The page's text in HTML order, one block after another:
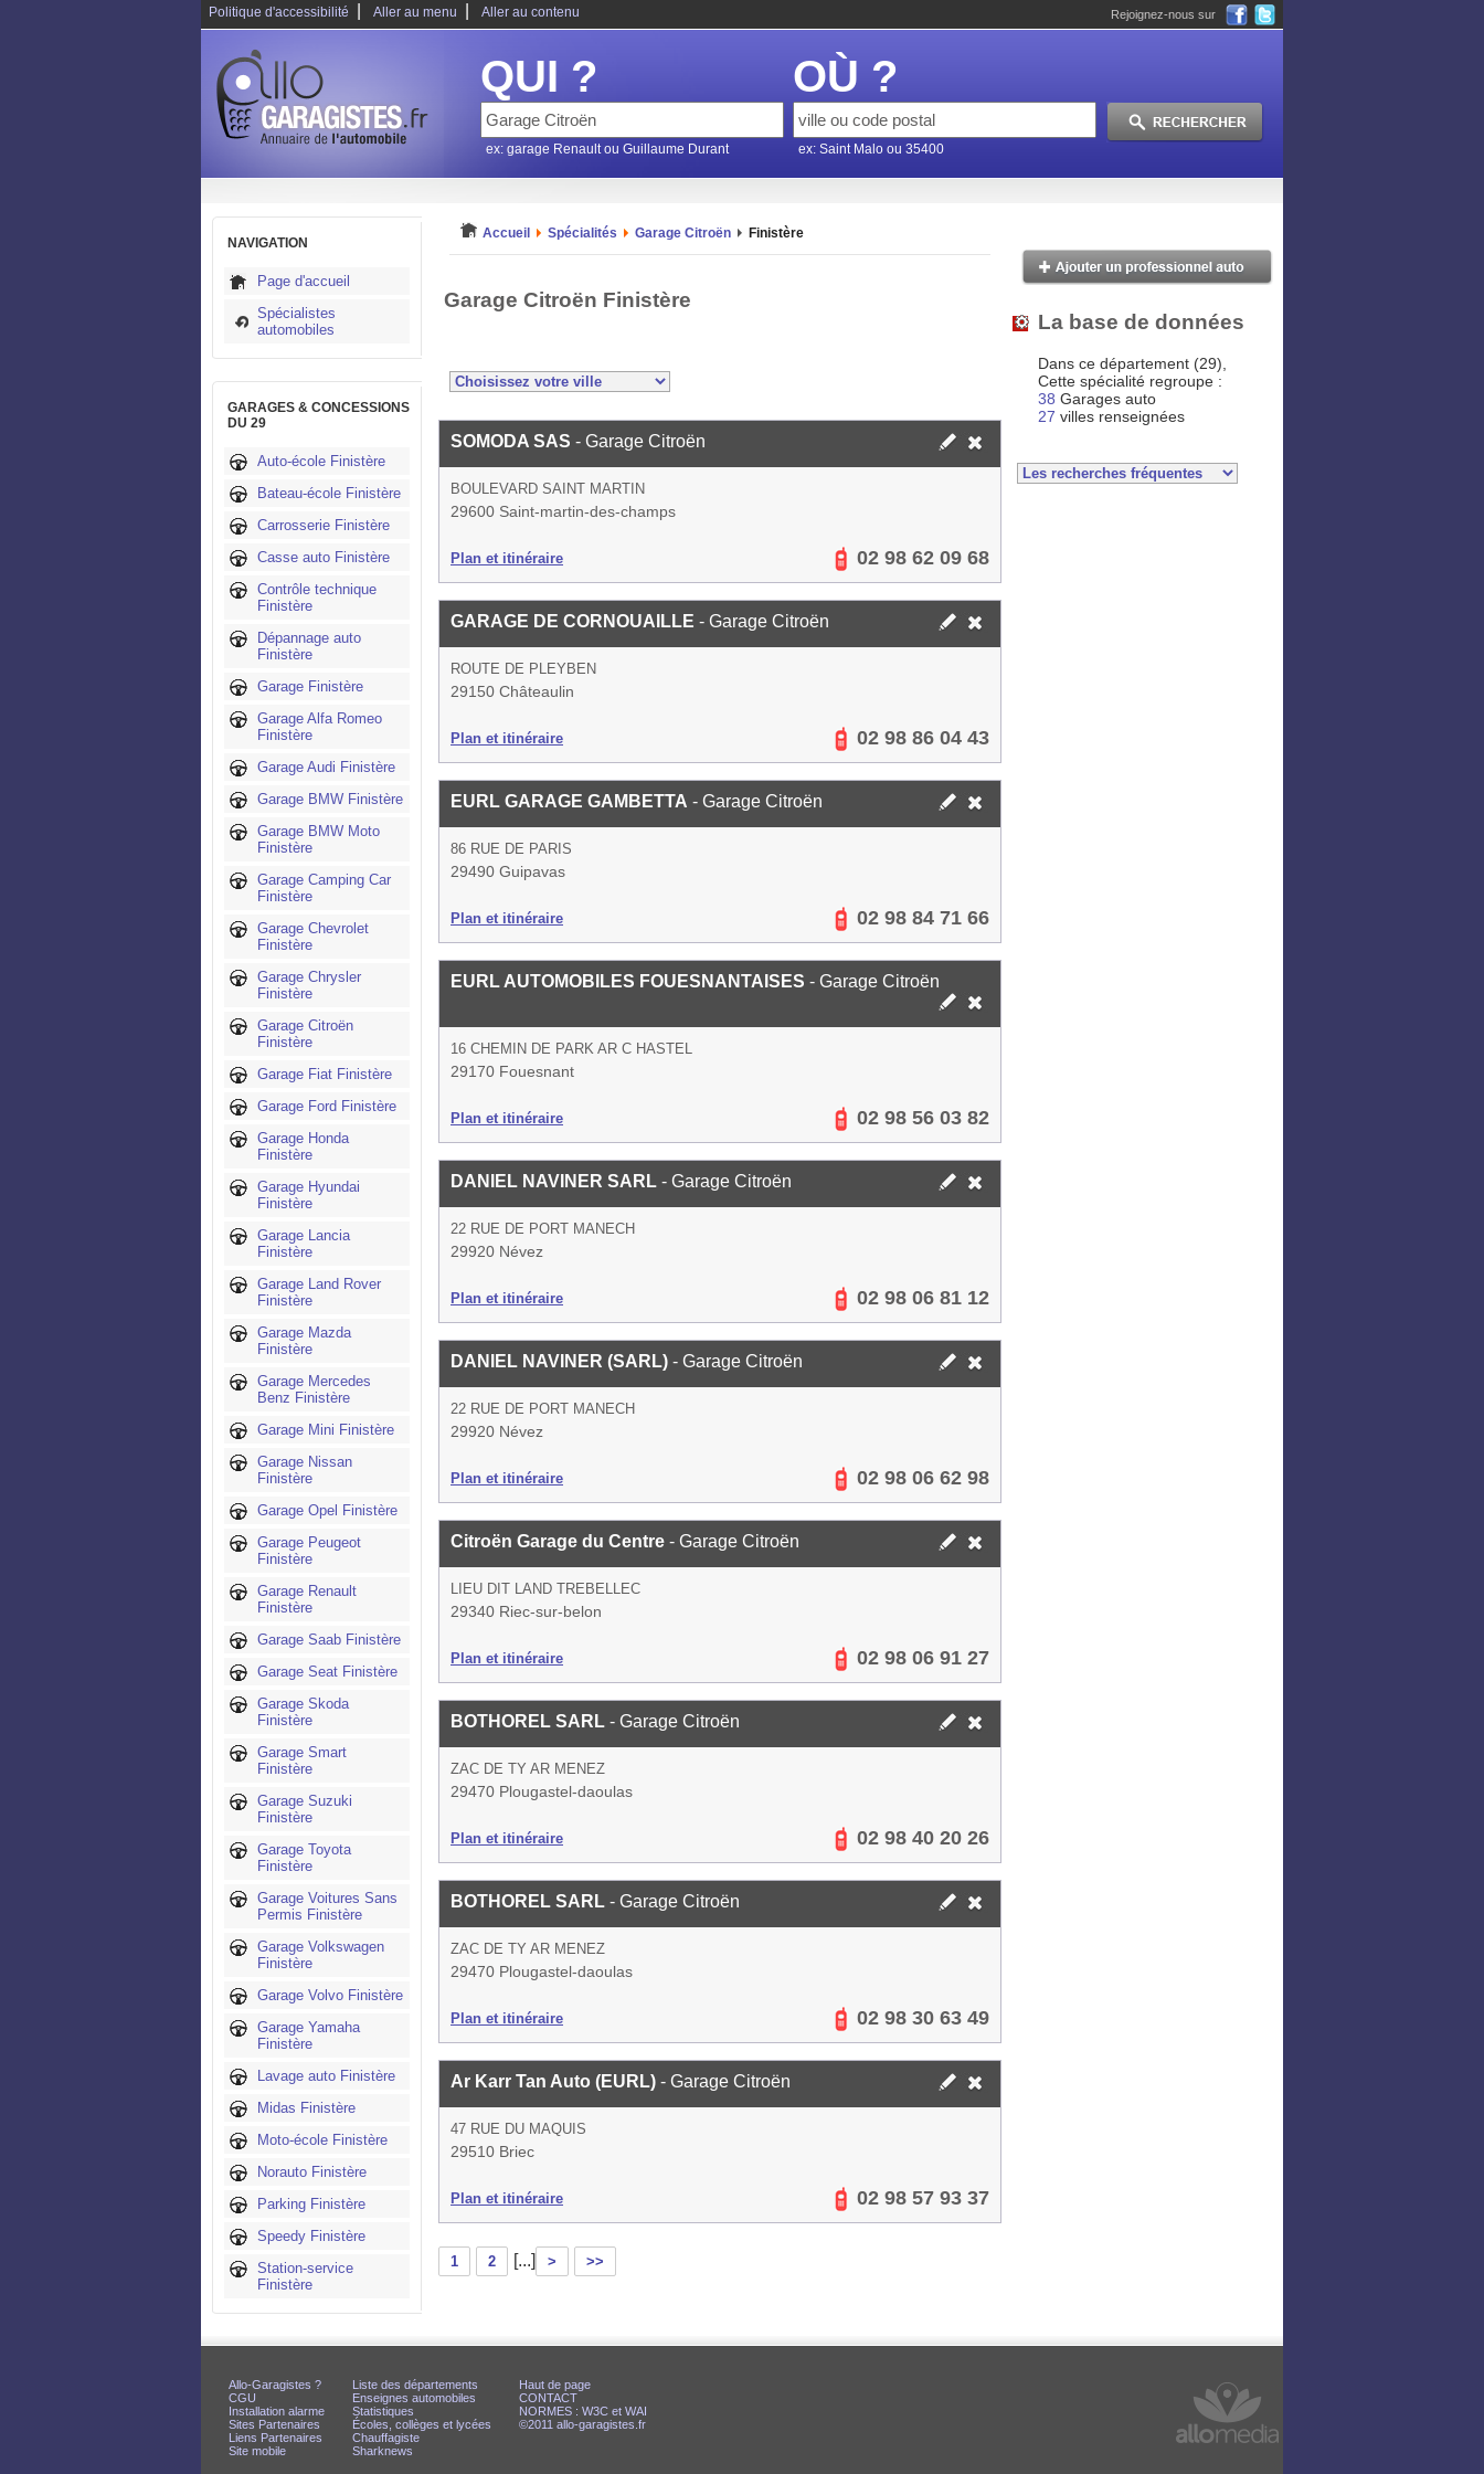
Politique d'accessibilité Aller au menu Aller au contenu Rejoignez-nous sur
QUI ?
ex: garage Renault ou Guillaume Durant
OÙ ?
ex: Saint Malo ou 35400
NAVIGATION
Page d'accueil
Spécialistes
automobiles
GARAGES & CONCESSIONS
DU 29
Auto-école Finistère
Bateau-école Finistère
Carrosserie Finistère
Casse auto Finistère
Contrôle technique
Finistère
Dépannage auto
Finistère
Garage Finistère
Garage Alfa Romeo
Finistère
Garage Audi Finistère
Garage BMW Finistère
Garage BMW Moto
Finistère
Garage Camping Car
Finistère
Garage Chevrolet
Finistère
Garage Chrysler
Finistère
Garage Citroën
Finistère
Garage Fiat Finistère
Garage Ford Finistère
Garage Honda
Finistère
Garage Hyundai
Finistère
Garage Lancia
Finistère
Garage Land Rover
Finistère
Garage Mazda
Finistère
Garage Mercedes
Benz Finistère
Garage Mini Finistère
Garage Nissan
Finistère
Garage Opel Finistère
Garage Peugeot
Finistère
Garage Renault
Finistère
Garage Saab Finistère
Garage Seat Finistère
Garage Skoda
Finistère
Garage Smart
Finistère
Garage Suzuki
Finistère
Garage Toyota
Finistère
Garage Voitures Sans
Permis Finistère
Garage Volkswagen
Finistère
Garage Volvo Finistère
Garage Yamaha
Finistère
Lavage auto Finistère
Midas Finistère
Moto-école Finistère
Norauto Finistère
Parking Finistère
Speedy Finistère
Station-service
Finistère
Accueil Spécialités Garage Citroën Finistère
Garage Citroën Finistère
SOMODA SAS - Garage Citroën
BOULEVARD SAINT MARTIN
29600 Saint-martin-des-champs
Plan et itinéraire 02 98 62 09 68
GARAGE DE CORNOUAILLE - Garage Citroën
ROUTE DE PLEYBEN
29150 Châteaulin
Plan et itinéraire 02 98 86 04 43
EURL GARAGE GAMBETTA - Garage Citroën
86 RUE DE PARIS
29490 Guipavas
Plan et itinéraire 02 98 84 71 66
EURL AUTOMOBILES FOUESNANTAISES - Garage Citroën
16 CHEMIN DE PARK AR C HASTEL
29170 Fouesnant
Plan et itinéraire 02 98 56 03 82
DANIEL NAVINER SARL - Garage Citroën
22 RUE DE PORT MANECH
29920 Névez
Plan et itinéraire 02 98 06 81 12
DANIEL NAVINER (SARL) - Garage Citroën
22 RUE DE PORT MANECH
29920 Névez
Plan et itinéraire 02 98 06 62 98
Citroën Garage du Centre - Garage Citroën
LIEU DIT LAND TREBELLEC
29340 Riec-sur-belon
Plan et itinéraire 02 98 06 91 27
BOTHOREL SARL - Garage Citroën
ZAC DE TY AR MENEZ
29470 Plougastel-daoulas
Plan et itinéraire 02 98 40 20 26
BOTHOREL SARL - Garage Citroën
ZAC DE TY AR MENEZ
29470 Plougastel-daoulas
Plan et itinéraire 02 98 30 63 49
Ar Karr Tan Auto (EURL) - Garage Citroën
47 RUE DU MAQUIS
29510 Briec
Plan et itinéraire 02 98 57 93 37
1 2 [...] > >>
La base de données
Dans ce département (29),
Cette spécialité regroupe :
38 Garages auto
27 villes renseignées
Allo-Garagistes ?
CGU
Installation alarme
Sites Partenaires
Liens Partenaires
Site mobile
Liste des départements
Enseignes automobiles
Statistiques
Écoles, collèges et lycées
Chauffagiste
Sharknews
Haut de page
CONTACT
NORMES : W3C et WAI
©2011 allo-garagistes.fr